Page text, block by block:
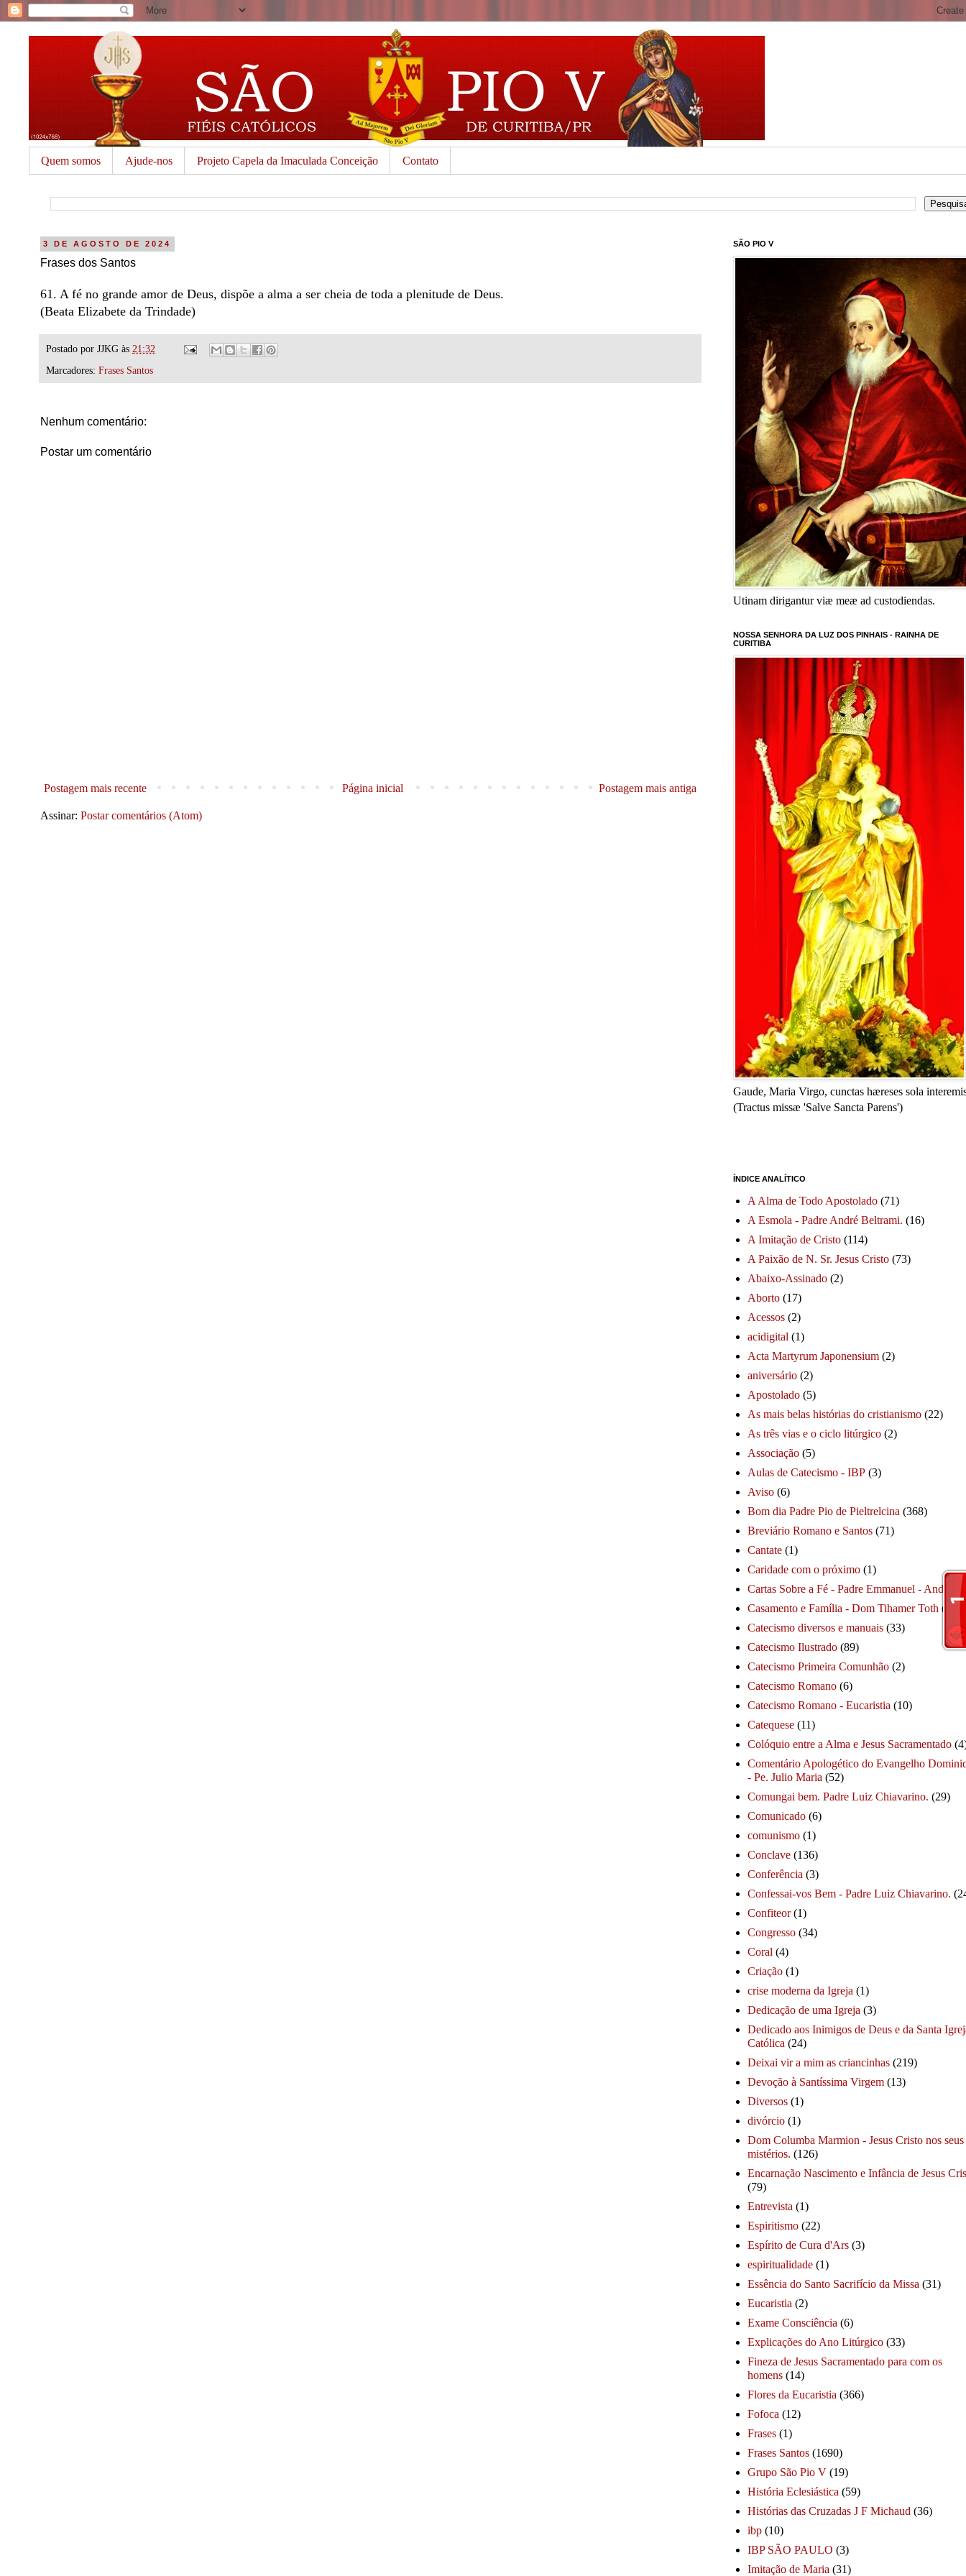
Quem somos Ajude-nos Projeto Capela da Imaculada Conceição Contato
3 DE AGOSTO DE 2024
Frases dos Santos
61. A fé no grande amor de Deus, dispõe a alma a ser cheia de toda a plenitude de Deus.
(Beata Elizabete da Trindade)
Postado por JJKG às 21:32
Marcadores: Frases Santos
Nenhum comentário:
Postar um comentário
Postagem mais recente Postagem mais antiga
Página inicial
Assinar: Postar comentários (Atom)
SÃO PIO V
Utinam dirigantur viæ meæ ad custodiendas.
NOSSA SENHORA DA LUZ DOS PINHAIS - RAINHA DE
CURITIBA
Gaude, Maria Virgo, cunctas hæreses sola
(Tractus missæ 'Salve Sancta Parens')
ÍNDICE ANALÍTICO
A Alma de Todo Apostolado (71)
A Esmola - Padre André Beltrami. (16)
A Imitação de Cristo (114)
A Paixão de N. Sr. Jesus Cristo (73)
Abaixo-Assinado (2)
Aborto (17)
Acessos (2)
acidigital (1)
Acta Martyrum Japonensium (2)
aniversário (2)
Apostolado (5)
As mais belas histórias do cristianismo (22)
As três vias e o ciclo litúrgico (2)
Associação (5)
Aulas de Catecismo - IBP (3)
Aviso (6)
Bom dia Padre Pio de Pieltrelcina (368)
Breviário Romano e Santos (71)
Cantate (1)
Caridade com o próximo (1)
Cartas Sobre a Fé - Padre Emmanuel - André
Casamento e Família - Dom Tihamer Toth (115)
Catecismo diversos e manuais (33)
Catecismo Ilustrado (89)
Catecismo Primeira Comunhão (2)
Catecismo Romano (6)
Catecismo Romano - Eucaristia (10)
Catequese (11)
Colóquio entre a Alma e Jesus Sacramentado
Comentário Apologético do Evangelho
- Pe. Julio Maria (52)
Comungai bem. Padre Luiz Chiavarino. (29)
Comunicado (6)
comunismo (1)
Conclave (136)
Conferência (3)
Confessai-vos Bem - Padre Luiz Chiavarino.
Confiteor (1)
Congresso (34)
Coral (4)
Criação (1)
crise moderna da Igreja (1)
Dedicação de uma Igreja (3)
Dedicado aos Inimigos de Deus e da Santa
Católica (24)
Deixai vir a mim as criancinhas (219)
Devoção à Santíssima Virgem (13)
Diversos (1)
divórcio (1)
Dom Columba Marmion - Jesus Cristo nos seus
mistérios. (126)
Encarnação Nascimento e Infância de Jesus
(79)
Entrevista (1)
Espiritismo (22)
Espírito de Cura d'Ars (3)
espiritualidade (1)
Essência do Santo Sacrifício da Missa (31)
Eucaristia (2)
Exame Consciência (6)
Explicações do Ano Litúrgico (33)
Fineza de Jesus Sacramentado para com os
homens (14)
Flores da Eucaristia (366)
Fofoca (12)
Frases (1)
Frases Santos (1690)
Grupo São Pio V (19)
História Eclesiástica (59)
Histórias das Cruzadas J F Michaud (36)
ibp (10)
IBP SÃO PAULO (3)
Imitação de Maria (31)